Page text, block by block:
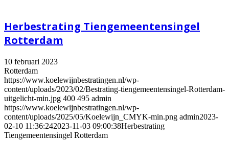
Herbestrating Tiengemeentensingel
Rotterdam
10 februari 2023
Rotterdam
https://www.koelewijnbestratingen.nl/wp-
content/uploads/2023/02/Bestrating-tiengemeentensingel-Rotterdam-
uitgelicht-min.jpg 400 495 admin
https://www.koelewijnbestratingen.nl/wp-
content/uploads/2025/05/Koelewijn_CMYK-min.png admin2023-
02-10 11:36:242023-11-03 09:00:38Herbestrating
Tiengemeentensingel Rotterdam